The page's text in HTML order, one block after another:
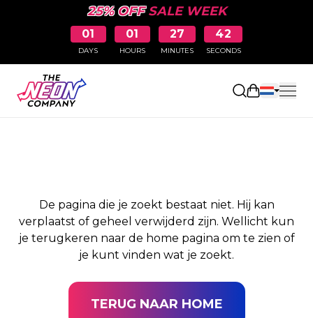
25% OFFSALE WEEK
01
DAYS
01
HOURS
27
MINUTES
42
SECONDS
PAGINA NIET
De pagina die je zoekt bestaat niet. Hij kan
verplaatst of geheel verwijderd zijn. Wellicht kun
je terugkeren naar de home pagina om te zien of
je kunt vinden wat je zoekt.
TERUG NAAR HOME